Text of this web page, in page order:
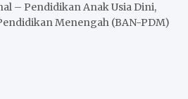
– Pendidikan Anak Usia Dini,
Menengah (BAN-PDM)